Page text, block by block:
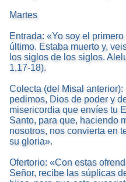
Martes
Entrada: «Yo soy el primero
último. Estaba muerto y,
los siglos de los siglos.
1,17-18).
Colecta (del Misal anterior):
pedimos, Dios de poder y
misericordia que envíes tu
Santo, para que, haciendo
nosotros, nos convierta en
su gloria».
Ofertorio: «Con estas
Señor, recibe las súplicas